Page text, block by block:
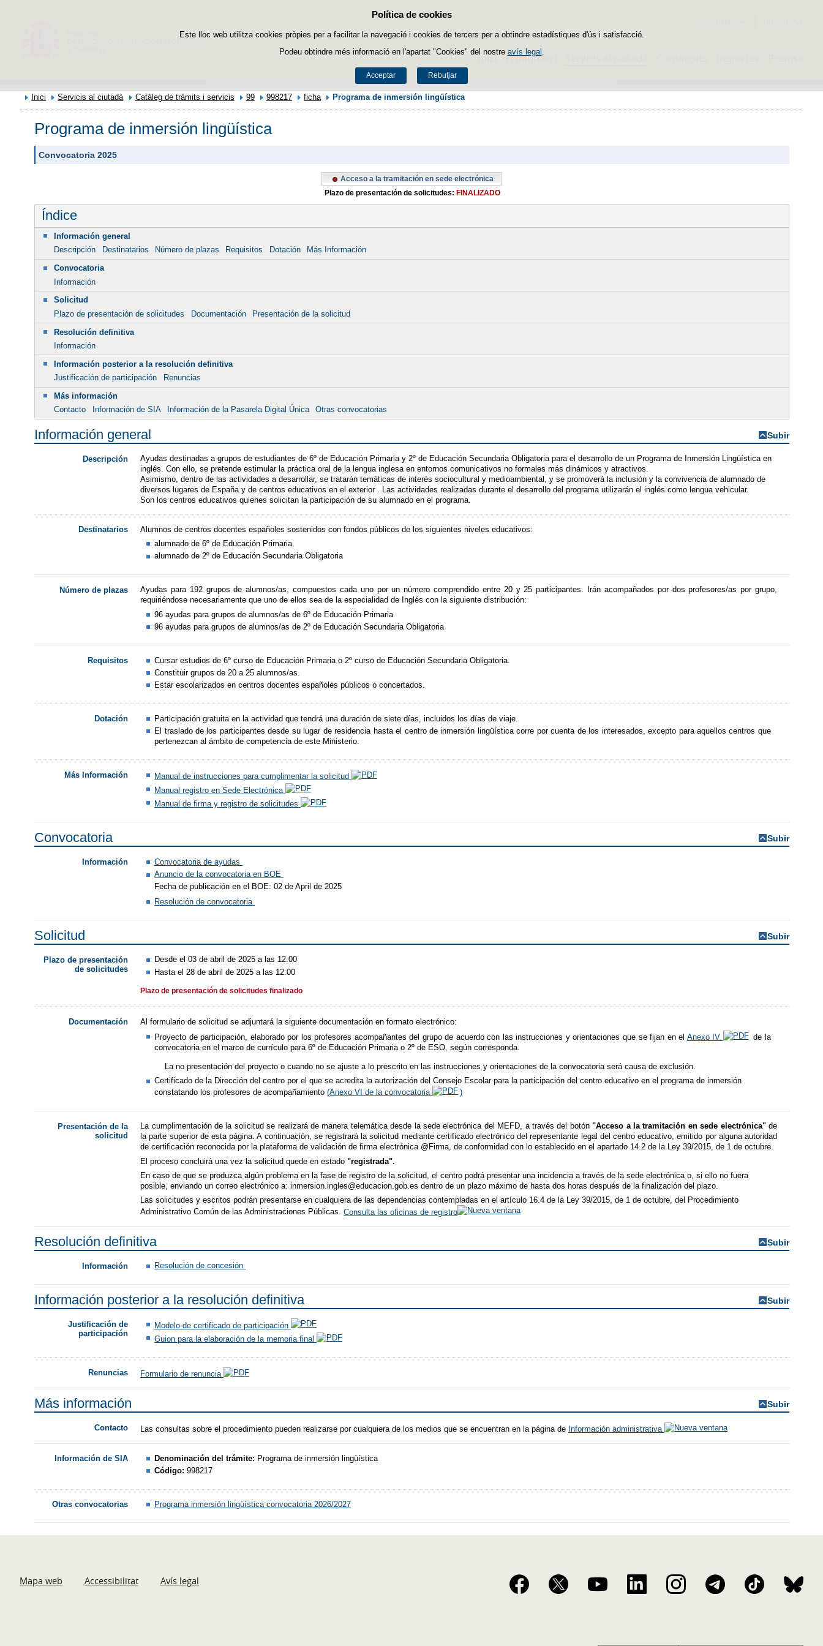
Política de cookies
Este lloc web utilitza cookies pròpies per a facilitar la navegació i cookies de tercers per a obtindre estadístiques d'ús i satisfacció.
Podeu obtindre més informació en l'apartat "Cookies" del nostre avís legal
Acceptar Rebutjar
Passar al contingut
Inici El ministeri
Inici Servicis al ciutadà Catàleg de tràmits i servicis 99 998217 ficha Programa de inmersión lingüística
Programa de inmersión lingüística
Convocatoria 2025
Acceso a la tramitación en sede electrónica
Plazo de presentación de solicitudes: FINALIZADO
Índice
Información general
Descripción
Destinatarios Número de plazas Requisitos Dotación
Más Información
Convocatoria
Información
Solicitud
Plazo de presentación de solicitudes
Documentación
Presentación de la solicitud
Resolución definitiva
Información
Información posterior a la resolución definitiva
Justificación de participación
Renuncias
Más información
Contacto
Información de SIA Información de la Pasarela Digital Única Otras convocatorias
Información general Subir
Descripción
Ayudas destinadas a grupos de estudiantes de 6º de Educación Primaria y 2º de Educación Secundaria Obligatoria para el desarrollo de un Programa de Inmersión Lingüística en
inglés. Con ello, se pretende estimular la práctica oral de la lengua inglesa en entornos comunicativos no formales más dinámicos y atractivos.
Asimismo, dentro de las actividades a desarrollar, se tratarán temáticas de interés sociocultural y medioambiental, y se promoverá la inclusión y la convivencia de alumnado de
diversos lugares de España y de centros educativos en el exterior . Las actividades realizadas durante el desarrollo del programa utilizarán el inglés como lengua vehicular.
Son los centros educativos quienes solicitan la participación de su alumnado en el programa.
Destinatarios
Alumnos de centros docentes españoles sostenidos con fondos públicos de los siguientes niveles educativos:
alumnado de 6º de Educación Primaria
alumnado de 2º de Educación Secundaria Obligatoria
Número de plazas
Ayudas para 192 grupos de alumnos/as, compuestos cada uno por un número comprendido entre 20 y 25 participantes. Irán acompañados por dos profesores/as por grupo,
requiriéndose necesariamente que uno de ellos sea de la especialidad de Inglés con la siguiente distribución:
96 ayudas para grupos de alumnos/as de 6º de Educación Primaria
96 ayudas para grupos de alumnos/as de 2º de Educación Secundaria Obligatoria
Requisitos
Cursar estudios de 6º curso de Educación Primaria o 2º curso de Educación Secundaria Obligatoria.
Constituir grupos de 20 a 25 alumnos/as.
Estar escolarizados en centros docentes españoles públicos o concertados.
Dotación
Participación gratuita en la actividad que tendrá una duración de siete días, incluidos los días de viaje.
El traslado de los participantes desde su lugar de residencia hasta el centro de inmersión lingüística corre por cuenta de los interesados, excepto para aquellos centros que
pertenezcan al ámbito de competencia de este Ministerio.
Más Información
Manual de instrucciones para cumplimentar la solicitud
Manual registro en Sede Electrónica
Manual de firma y registro de solicitudes
Convocatoria Subir
Información
Convocatoria de ayudas
Anuncio de la convocatoria en BOE
Fecha de publicación en el BOE: 02 de April de 2025
Resolución de convocatoria
Solicitud Subir
Plazo de presentación
de solicitudes
Desde el 03 de abril de 2025 a las 12:00
Hasta el 28 de abril de 2025 a las 12:00
Plazo de presentación de solicitudes finalizado
Documentación
Al formulario de solicitud se adjuntará la siguiente documentación en formato electrónico:
Proyecto de participación, elaborado por los profesores acompañantes del grupo de acuerdo con las instrucciones y orientaciones que se fijan en el Anexo IV
de la
convocatoria en el marco de currículo para 6º de Educación Primaria o 2º de ESO, según corresponda.
La no presentación del proyecto o cuando no se ajuste a lo prescrito en las instrucciones y orientaciones de la convocatoria será causa de exclusión.
Certificado de la Dirección del centro por el que se acredita la autorización del Consejo Escolar para la participación del centro educativo en el programa de inmersión
constatando los profesores de acompañamiento(Anexo VI de la convocatoria )
Presentación de la
solicitud
La cumplimentación de la solicitud se realizará de manera telemática desde la sede electrónica del MEFD, a través del botón"Acceso a la tramitación en sede electrónica"de
la parte superior de esta página. A continuación, se registrará la solicitud mediante certificado electrónico del representante legal del centro educativo, emitido por alguna autoridad
de certificación reconocida por la plataforma de validación de firma electrónica @Firma, de conformidad con lo establecido en el apartado 14.2 de la Ley 39/2015, de 1 de octubre.
El proceso concluirá una vez la solicitud quede en estado"registrada".
En caso de que se produzca algún problema en la fase de registro de la solicitud, el centro podrá presentar una incidencia a través de la sede electrónica o, si ello no fuera
posible, enviando un correo electrónico a: inmersion.ingles@educacion.gob.es dentro de un plazo máximo de hasta dos horas después de la finalización del plazo.
Las solicitudes y escritos podrán presentarse en cualquiera de las dependencias contempladas en el artículo 16.4 de la Ley 39/2015, de 1 de octubre, del Procedimiento
Administrativo Común de las Administraciones Públicas.Consulta las oficinas de registro
Resolución definitiva Subir
Información Resolución de concesión
Información posterior a la resolución definitiva Subir
Justificación de
participación
Modelo de certificado de participación
Guion para la elaboración de la memoria final
Renuncias Formulario de renuncia
Más información Subir
Contacto Las consultas sobre el procedimiento pueden realizarse por cualquiera de los medios que se encuentran en la página de Información administrativa
Información de SIA Denominación del trámite: Programa de inmersión lingüística
Código:998217
Otras convocatorias Programa inmersión lingüística convocatoria 2026/2027
Mapa web Accessibilitat Avís legal